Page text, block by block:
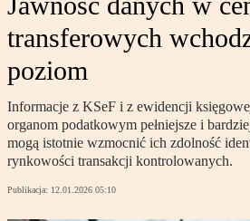
transferowych
poziom
Informacje z KSeF i z ewidencji
organom podatkowym pełniejsze i
mogą istotnie wzmocnić ich zdolność
rynkowości transakcji kontrolowanych.
Publikacja: 12.01.2026 05:10